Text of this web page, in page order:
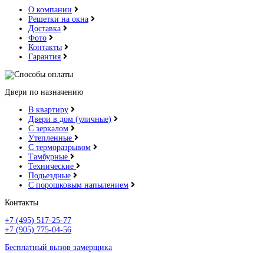
О компании
Решетки на окна
Доставка
Фото
Контакты
Гарантия
Двери по назначению
В квартиру
Двери в дом (уличные)
С зеркалом
Утепленные
С терморазрывом
Тамбурные
Технические
Подьездные
С порошковым напылением
Контакты
+7 (495) 517-25-77
+7 (905) 775-04-56
Бесплатный вызов замерщика